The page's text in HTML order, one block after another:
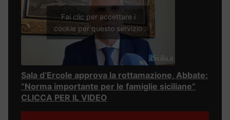
Fai clic per accettare i
cookie per questo servizio
Sala d’Ercole approva la rottamazione, Abbate:
“Norma importante per le famiglie siciliane”
CLICCA PER IL VIDEO